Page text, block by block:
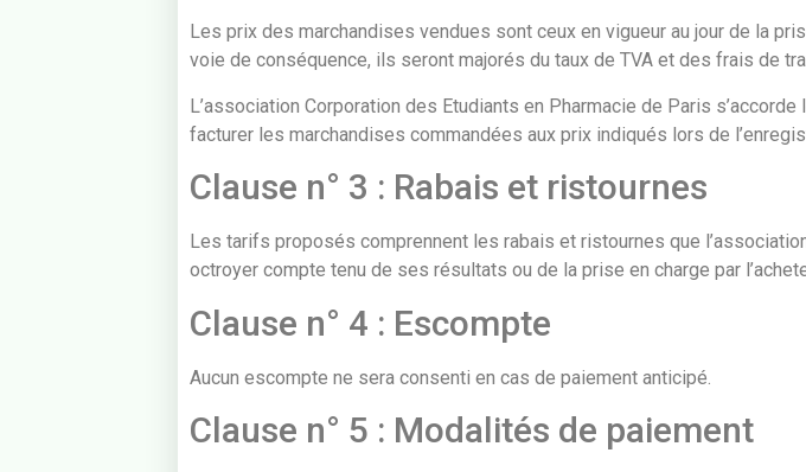
Les prix des marchandises vendues sont ceux en vigueur au jour de la
voie de conséquence, ils seront majorés du taux de TVA et des frais de
L’association Corporation des Etudiants en Pharmacie de Paris
facturer les marchandises commandées aux prix indiqués lors de
Clause n° 3 : Rabais et ristournes
Les tarifs proposés comprennent les rabais et ristournes que
octroyer compte tenu de ses résultats ou de la prise en charge par
Clause n° 4 : Escompte
Aucun escompte ne sera consenti en cas de paiement anticipé.
Clause n° 5 : Modalités de paiement